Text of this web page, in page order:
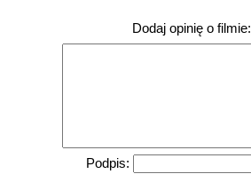
Dodaj opinię o filmie:
Podpis: